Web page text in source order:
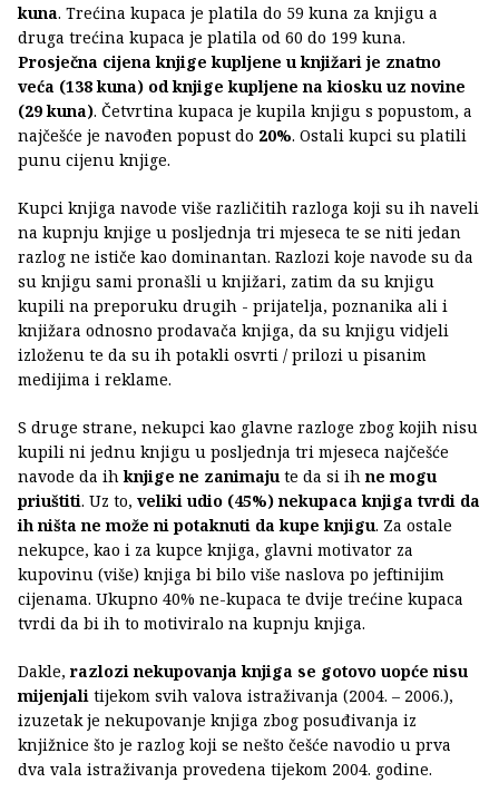
kuna. Trećina kupaca je platila do 59 kuna za knjigu a
druga trećina kupaca je platila od 60 do 199 kuna.
Prosječna cijena knjige kupljene u knjižari je znatno
veća (138 kuna) od knjige kupljene na kiosku uz novine
(29 kuna). Četvrtina kupaca je kupila knjigu s popustom, a
najčešće je navođen popust do 20%. Ostali kupci su platili
punu cijenu knjige.
Kupci knjiga navode više različitih razloga koji su ih naveli
na kupnju knjige u posljednja tri mjeseca te se niti jedan
razlog ne ističe kao dominantan. Razlozi koje navode su da
su knjigu sami pronašli u knjižari, zatim da su knjigu
kupili na preporuku drugih - prijatelja, poznanika ali i
knjižara odnosno prodavača knjiga, da su knjigu vidjeli
izloženu te da su ih potakli osvrti / prilozi u pisanim
medijima i reklame.
S druge strane, nekupci kao glavne razloge zbog kojih nisu
kupili ni jednu knjigu u posljednja tri mjeseca najčešće
navode da ihknjige ne zanimaju te da si ih ne mogu
priuštiti. Uz to, veliki udio (45%) nekupaca knjiga tvrdi da
ih ništa ne može ni potaknuti da kupe knjigu. Za ostale
nekupce, kao i za kupce knjiga, glavni motivator za
kupovinu (više) knjiga bi bilo više naslova po jeftinijim
cijenama. Ukupno 40% ne-kupaca te dvije trećine kupaca
tvrdi da bi ih to motiviralo na kupnju knjiga.
Dakle, razlozi nekupovanja knjiga se gotovo uopće nisu
mijenjali tijekom svih valova istraživanja (2004. – 2006.),
izuzetak je nekupovanje knjiga zbog posuđivanja iz
knjižnice što je razlog koji se nešto češće navodio u prva
dva vala istraživanja provedena tijekom 2004. godine.